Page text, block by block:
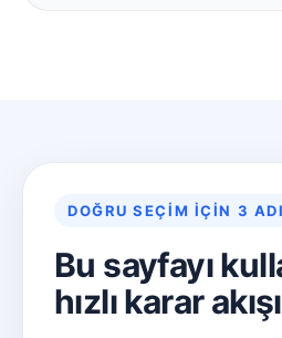
DOĞRU SEÇIM IÇIN 3
Bu sayfayı
hızlı karar akışı